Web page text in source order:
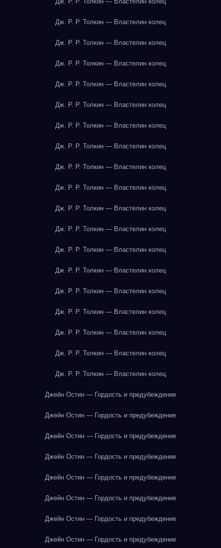
Дж. Р. Р. Толкин — Властелин колец
Дж. Р. Р. Толкин — Властелин колец
Дж. Р. Р. Толкин — Властелин колец
Дж. Р. Р. Толкин — Властелин колец
Дж. Р. Р. Толкин — Властелин колец
Дж. Р. Р. Толкин — Властелин колец
Дж. Р. Р. Толкин — Властелин колец
Дж. Р. Р. Толкин — Властелин колец
Дж. Р. Р. Толкин — Властелин колец
Дж. Р. Р. Толкин — Властелин колец
Дж. Р. Р. Толкин — Властелин колец
Дж. Р. Р. Толкин — Властелин колец
Дж. Р. Р. Толкин — Властелин колец
Дж. Р. Р. Толкин — Властелин колец
Дж. Р. Р. Толкин — Властелин колец
Дж. Р. Р. Толкин — Властелин колец
Дж. Р. Р. Толкин — Властелин колец
Дж. Р. Р. Толкин — Властелин колец
Джейн Остин — Гордость и предубеждение
Джейн Остин — Гордость и предубеждение
Джейн Остин — Гордость и предубеждение
Джейн Остин — Гордость и предубеждение
Джейн Остин — Гордость и предубеждение
Джейн Остин — Гордость и предубеждение
Джейн Остин — Гордость и предубеждение
Джейн Остин — Гордость и предубеждение